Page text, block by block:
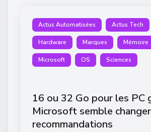
Actus Automatisées Actus Tech
Hardware Marques Mémoire
Microsoft OS Sciences
16 ou 32 Go pour les PC
Microsoft semble
recommandations